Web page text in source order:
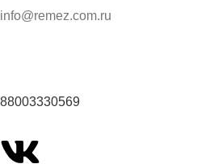
info@remez.com.ru
88003330569